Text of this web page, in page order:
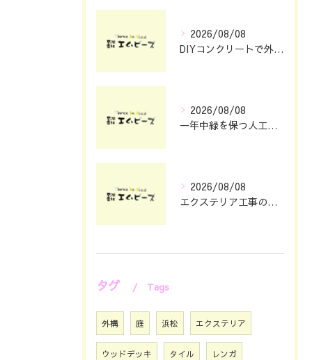
2026/08/08
DIYコンクリートで外構をおしゃれに仕上げる具体的なポイント集
2026/08/08
一年中緑を保つ人工芝の魅力と選び方
2026/08/08
エクステリア工事の理想を静岡県浜松市で叶える費用とデザインのポイント
タグ Tags
外構 庭 浜松 エクステリア
ウッドデッキ タイル レンガ